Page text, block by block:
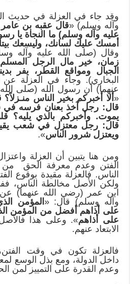
وقد جاء في العزلة في حديث
وآله وسلم) «قال عقبه بن
عليه وآله وسلم) ما النجاة يا
أمسك عليك لسانك، وليسعك
وقال (صلى الله عليه وآله
زمان، خير مال الرجل
الجبال ومواقع القطر، يفر
البخاري). وجاء في العزلة
عنهما) أن رسول الله (صلى
« ألا أخبركم بخير الناس
قال: رجل آخذ بعنان فرسه في
يموت. وأخبركم بالذي يليه؟
قال: رجل معتزل في شعب يقيم
ويعتزل شرور الناس».
ومن هنا يتبين أن العزلة
الفتن وعدم معرفة الحق من
الناس. فالعزلة مقيدة بوقوع
ولكن الأصل مخالطة الناس،
ابن عمر (رضي الله عنهما) عن
وآله وسلم) قال: « المؤمن
على أذاهم أفضل من المؤمن
على أذاهم». وعلى هذا
الابتعاد عنهم.
فالعزلة تكون في وقت
داخل الدولة، ومع بذل الوسع
وعدم القدرة على التمييز لمن